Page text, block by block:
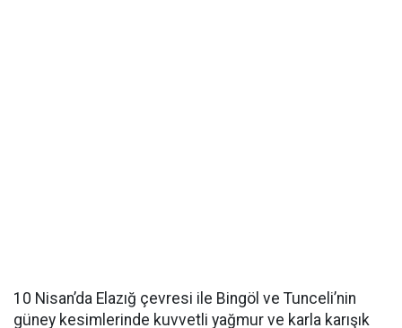
10 Nisan’da Elazığ çevresi ile Bingöl ve Tunceli’nin
güney kesimlerinde kuvvetli yağmur ve karla karışık